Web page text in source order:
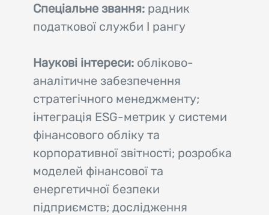
Спеціальне звання:радник
податкової служби І рангу
Наукові інтереси:обліково-
аналітичне забезпечення
стратегічного менеджменту;
інтеграція ESG-метрик у системи
фінансового обліку та
корпоративної звітності; розробка
моделей фінансової та
енергетичної безпеки
підприємств; дослідження